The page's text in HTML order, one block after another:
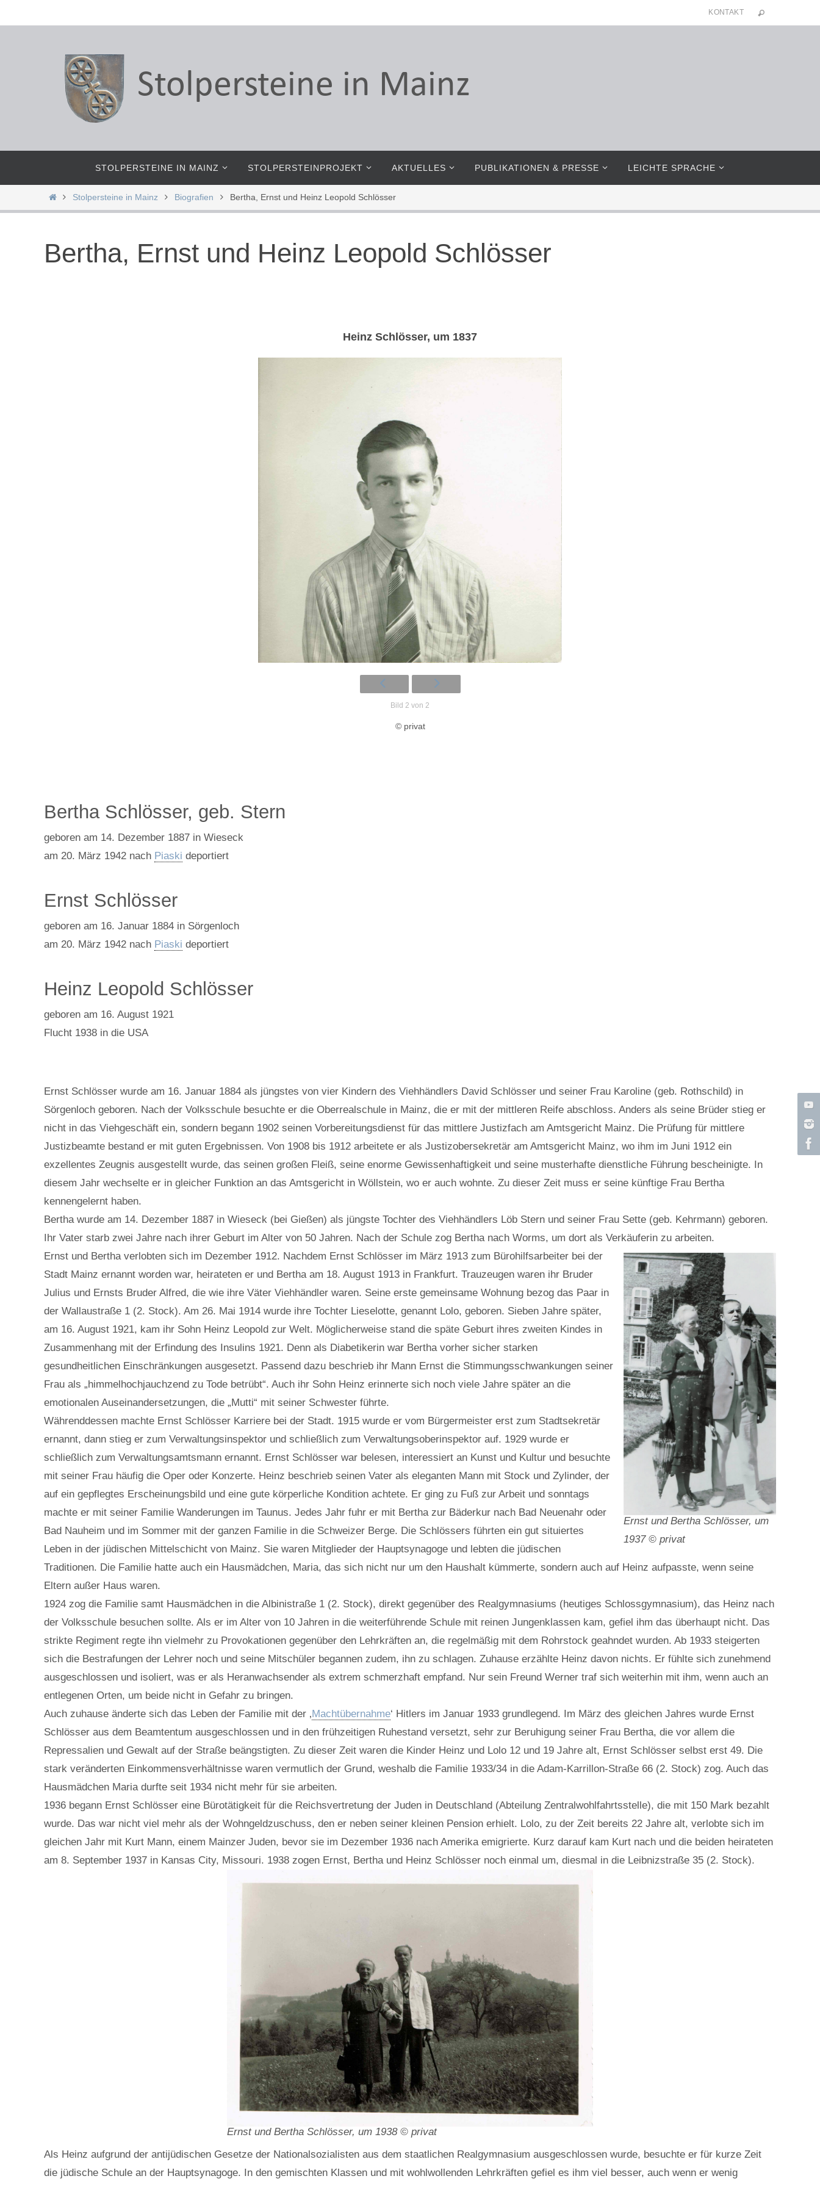
Inhalt
KONTAKT
springen
STOLPERSTEINE IN MAINZ STOLPERSTEINPROJEKT AKTUELLES PUBLIKATIONEN & PRESSE LEICHTE SPRACHE
StartStolpersteine in Mainz Biografien Bertha, Ernst und Heinz Leopold Schlösser
Bertha, Ernst und Heinz Leopold Schlösser
Heinz Schlösser, um 1837
Bild 2 von 2
© privat
Bertha Schlösser, geb. Stern
geboren am 14. Dezember 1887 in Wieseck
am 20. März 1942 nach Piaski deportiert
Ernst Schlösser
geboren am 16. Januar 1884 in Sörgenloch
am 20. März 1942 nach Piaski deportiert
Heinz Leopold Schlösser
geboren am 16. August 1921
Flucht 1938 in die USA
Ernst Schlösser wurde am 16. Januar 1884 als jüngstes von vier Kindern des Viehhändlers David Schlösser und seiner Frau Karoline (geb. Rothschild) in
Sörgenloch geboren. Nach der Volksschule besuchte er die Oberrealschule in Mainz, die er mit der mittleren Reife abschloss. Anders als seine Brüder stieg er
nicht in das Viehgeschäft ein, sondern begann 1902 seinen Vorbereitungsdienst für das mittlere Justizfach am Amtsgericht Mainz. Die Prüfung für mittlere
Justizbeamte bestand er mit guten Ergebnissen. Von 1908 bis 1912 arbeitete er als Justizobersekretär am Amtsgericht Mainz, wo ihm im Juni 1912 ein
exzellentes Zeugnis ausgestellt wurde, das seinen großen Fleiß, seine enorme Gewissenhaftigkeit und seine musterhafte dienstliche Führung bescheinigte. In
diesem Jahr wechselte er in gleicher Funktion an das Amtsgericht in Wöllstein, wo er auch wohnte. Zu dieser Zeit muss er seine künftige Frau Bertha
kennengelernt haben.
Bertha wurde am 14. Dezember 1887 in Wieseck (bei Gießen) als jüngste Tochter des Viehhändlers Löb Stern und seiner Frau Sette (geb. Kehrmann) geboren.
Ihr Vater starb zwei Jahre nach ihrer Geburt im Alter von 50 Jahren. Nach der Schule zog Bertha nach Worms, um dort als Verkäuferin zu arbeiten.
Ernst und Bertha Schlösser, um
1937 © privat
Ernst und Bertha verlobten sich im Dezember 1912. Nachdem Ernst Schlösser im März 1913 zum Bürohilfsarbeiter bei der
Stadt Mainz ernannt worden war, heirateten er und Bertha am 18. August 1913 in Frankfurt. Trauzeugen waren ihr Bruder
Julius und Ernsts Bruder Alfred, die wie ihre Väter Viehhändler waren. Seine erste gemeinsame Wohnung bezog das Paar in
der Wallaustraße 1 (2. Stock). Am 26. Mai 1914 wurde ihre Tochter Lieselotte, genannt Lolo, geboren. Sieben Jahre später,
am 16. August 1921, kam ihr Sohn Heinz Leopold zur Welt. Möglicherweise stand die späte Geburt ihres zweiten Kindes in
Zusammenhang mit der Erfindung des Insulins 1921. Denn als Diabetikerin war Bertha vorher sicher starken
gesundheitlichen Einschränkungen ausgesetzt. Passend dazu beschrieb ihr Mann Ernst die Stimmungsschwankungen seiner
Frau als „himmelhochjauchzend zu Tode betrübt“. Auch ihr Sohn Heinz erinnerte sich noch viele Jahre später an die
emotionalen Auseinandersetzungen, die „Mutti“ mit seiner Schwester führte.
Währenddessen machte Ernst Schlösser Karriere bei der Stadt. 1915 wurde er vom Bürgermeister erst zum Stadtsekretär
ernannt, dann stieg er zum Verwaltungsinspektor und schließlich zum Verwaltungsoberinspektor auf. 1929 wurde er
schließlich zum Verwaltungsamtsmann ernannt. Ernst Schlösser war belesen, interessiert an Kunst und Kultur und besuchte
mit seiner Frau häufig die Oper oder Konzerte. Heinz beschrieb seinen Vater als eleganten Mann mit Stock und Zylinder, der
auf ein gepflegtes Erscheinungsbild und eine gute körperliche Kondition achtete. Er ging zu Fuß zur Arbeit und sonntags
machte er mit seiner Familie Wanderungen im Taunus. Jedes Jahr fuhr er mit Bertha zur Bäderkur nach Bad Neuenahr oder
Bad Nauheim und im Sommer mit der ganzen Familie in die Schweizer Berge. Die Schlössers führten ein gut situiertes
Leben in der jüdischen Mittelschicht von Mainz. Sie waren Mitglieder der Hauptsynagoge und lebten die jüdischen
Traditionen. Die Familie hatte auch ein Hausmädchen, Maria, das sich nicht nur um den Haushalt kümmerte, sondern auch auf Heinz aufpasste, wenn seine
Eltern außer Haus waren.
1924 zog die Familie samt Hausmädchen in die Albinistraße 1 (2. Stock), direkt gegenüber des Realgymnasiums (heutiges Schlossgymnasium), das Heinz nach
der Volksschule besuchen sollte. Als er im Alter von 10 Jahren in die weiterführende Schule mit reinen Jungenklassen kam, gefiel ihm das überhaupt nicht. Das
strikte Regiment regte ihn vielmehr zu Provokationen gegenüber den Lehrkräften an, die regelmäßig mit dem Rohrstock geahndet wurden. Ab 1933 steigerten
sich die Bestrafungen der Lehrer noch und seine Mitschüler begannen zudem, ihn zu schlagen. Zuhause erzählte Heinz davon nichts. Er fühlte sich zunehmend
ausgeschlossen und isoliert, was er als Heranwachsender als extrem schmerzhaft empfand. Nur sein Freund Werner traf sich weiterhin mit ihm, wenn auch an
entlegenen Orten, um beide nicht in Gefahr zu bringen.
Auch zuhause änderte sich das Leben der Familie mit der ‚Machtübernahme‘ Hitlers im Januar 1933 grundlegend. Im März des gleichen Jahres wurde Ernst
Schlösser aus dem Beamtentum ausgeschlossen und in den frühzeitigen Ruhestand versetzt, sehr zur Beruhigung seiner Frau Bertha, die vor allem die
Repressalien und Gewalt auf der Straße beängstigten. Zu dieser Zeit waren die Kinder Heinz und Lolo 12 und 19 Jahre alt, Ernst Schlösser selbst erst 49. Die
stark veränderten Einkommensverhältnisse waren vermutlich der Grund, weshalb die Familie 1933/34 in die Adam-Karrillon-Straße 66 (2. Stock) zog. Auch das
Hausmädchen Maria durfte seit 1934 nicht mehr für sie arbeiten.
1936 begann Ernst Schlösser eine Bürotätigkeit für die Reichsvertretung der Juden in Deutschland (Abteilung Zentralwohlfahrtsstelle), die mit 150 Mark bezahlt
wurde. Das war nicht viel mehr als der Wohngeldzuschuss, den er neben seiner kleinen Pension erhielt. Lolo, zu der Zeit bereits 22 Jahre alt, verlobte sich im
gleichen Jahr mit Kurt Mann, einem Mainzer Juden, bevor sie im Dezember 1936 nach Amerika emigrierte. Kurz darauf kam Kurt nach und die beiden heirateten
am 8. September 1937 in Kansas City, Missouri. 1938 zogen Ernst, Bertha und Heinz Schlösser noch einmal um, diesmal in die Leibnizstraße 35 (2. Stock).
Ernst und Bertha Schlösser, um 1938 © privat
Als Heinz aufgrund der antijüdischen Gesetze der Nationalsozialisten aus dem staatlichen Realgymnasium ausgeschlossen wurde, besuchte er für kurze Zeit
die jüdische Schule an der Hauptsynagoge. In den gemischten Klassen und mit wohlwollenden Lehrkräften gefiel es ihm viel besser, auch wenn er wenig